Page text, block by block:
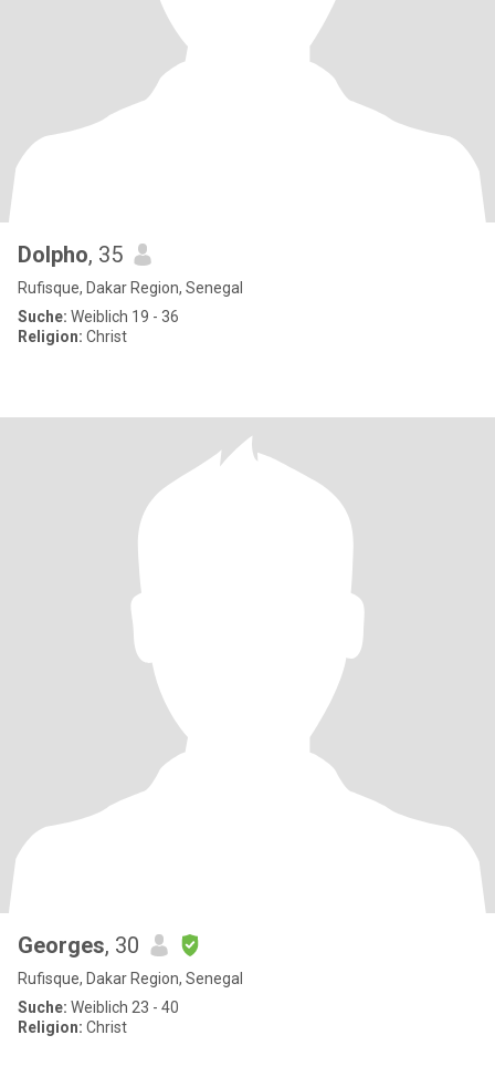
Dolpho, 35
Rufisque, Dakar Region, Senegal
Suche: Weiblich 19 - 36
Religion: Christ
Georges, 30
Rufisque, Dakar Region, Senegal
Suche: Weiblich 23 - 40
Religion: Christ